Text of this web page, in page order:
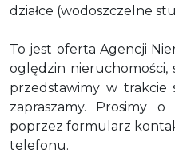
działce (wodoszczelne
To jest oferta Agencji
oględzin nieruchomości,
przedstawimy w trakcie
zapraszamy. Prosimy
poprzez formularz
telefonu.